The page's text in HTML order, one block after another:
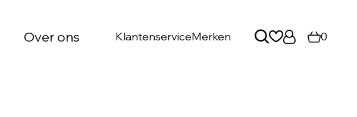
Over ons KlantenserviceMerken 0